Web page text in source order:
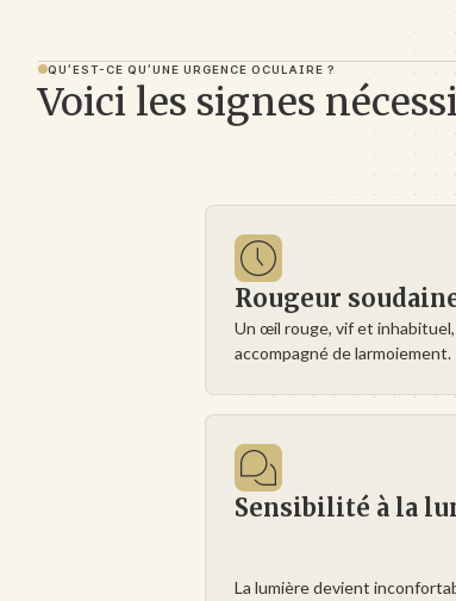
QU'EST-CE QU'UNE URGENCE OCULAIRE ?
Voici les signes
Rougeur
Un œil rouge, vif et
accompagné de larmoiement.
Sensibilité à la
La lumière devient